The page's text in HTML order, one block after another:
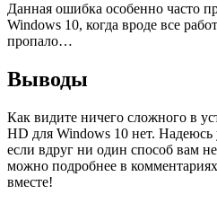
Данная ошибка особенно часто
Windows 10, когда вроде все
пропало…
Выводы
Как видите ничего сложного в
HD для Windows 10 нет.
если вдруг ни один способ вам
можно подробнее в
вместе!